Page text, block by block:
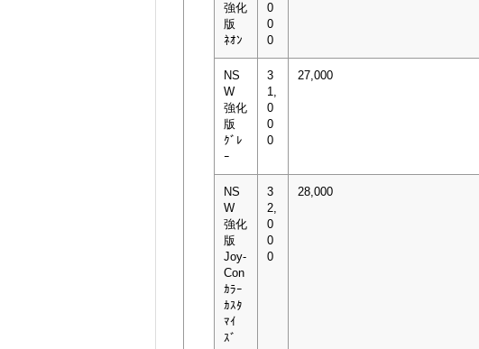
強化
版
ﾈｵﾝ
0
0
0
NS
W
強化
版
ｸﾞﾚ
ｰ
3
1,
0
0
0
27,000
NS
W
強化
版
Joy-
Con
ｶﾗｰ
ｶｽﾀ
ﾏｲ
ｽﾞ
3
2,
0
0
0
28,000